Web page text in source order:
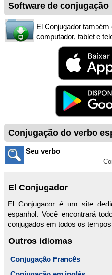
Software de conjugação
El Conjugador
computador, tablet e
Conjugação do verbo
Seu verbo
El Conjugador
El Conjugador é um site
espanhol. Você encontrará
conjugados em todos os
Outros idiomas
Conjugação Francês